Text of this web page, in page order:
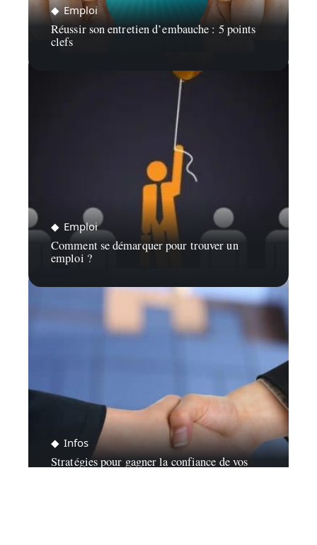
Emploi
Réussir son entretien d’embauche : 5 points
clefs
Emploi
Comment se démarquer pour trouver un
emploi ?
Infos
Stratégies pour gagner la confiance de vos